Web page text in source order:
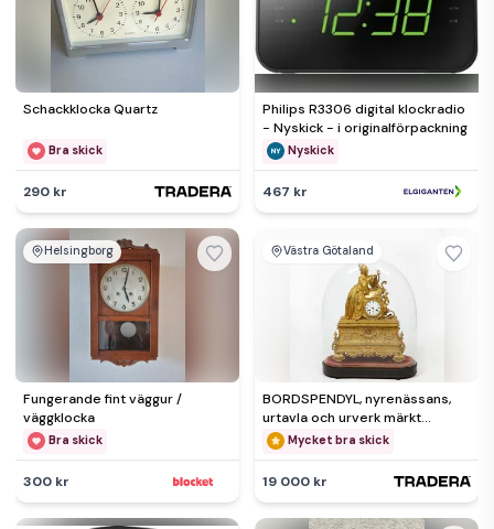
Schackklocka Quartz
Bra skick
290 kr
Philips R3306 digital klockradio
- Nyskick - i originalförpackning
Nyskick
467 kr
Helsingborg
Fungerande fint väggur /
väggklocka
Bra skick
300 kr
Västra Götaland
BORDSPENDYL, nyrenässans,
urtavla och urverk märkt
"F.L.Hausburg, A Paris", 1800
Mycket bra skick
19 000 kr